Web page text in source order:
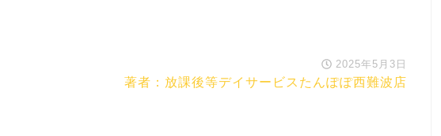
2025年5月3日
著者：放課後等デイサービスたんぽぽ西難波店